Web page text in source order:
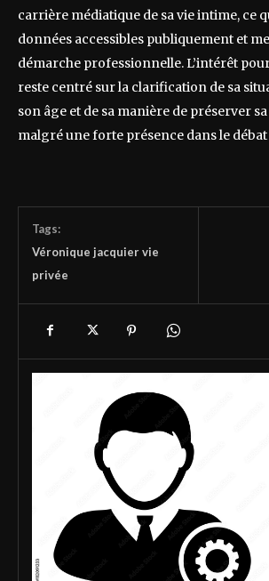
carrière médiatique de sa vie intime, ce
données accessibles publiquement et
démarche professionnelle. L’intérêt
reste centré sur la clarification de sa
son âge et de sa manière de préserver
malgré une forte présence dans le
Tags:
Véronique jacquier vie
privée